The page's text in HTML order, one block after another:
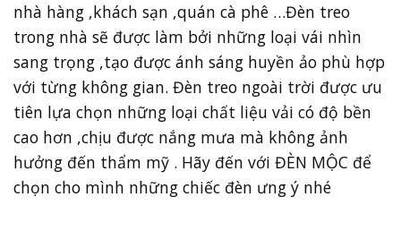
nhà hàng ,khách sạn ,quán cà phê …Đèn treo
trong nhà sẽ được làm bởi những loại vái nhìn
sang trọng ,tạo được ánh sáng huyền ảo phù hợp
với từng không gian. Đèn treo ngoài trời được ưu
tiên lựa chọn những loại chất liệu vải có độ bền
cao hơn ,chịu được nắng mưa mà không ảnh
hưởng đến thẩm mỹ . Hãy đến với ĐÈN MỘC để
chọn cho mình những chiếc đèn ưng ý nhé